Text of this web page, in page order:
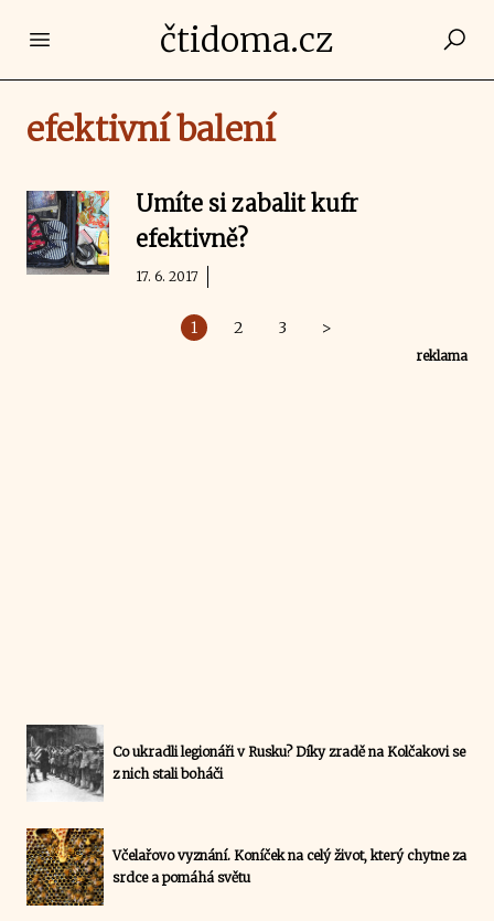
Open main menučtidoma.cz
efektivní balení
Umíte si zabalit kufr
efektivně?
17. 6. 2017
1 2 3 >
reklama
Co ukradli legionáři v Rusku? Díky zradě na Kolčakovi se
z nich stali boháči
Včelařovo vyznání. Koníček na celý život, který chytne za
srdce a pomáhá světu